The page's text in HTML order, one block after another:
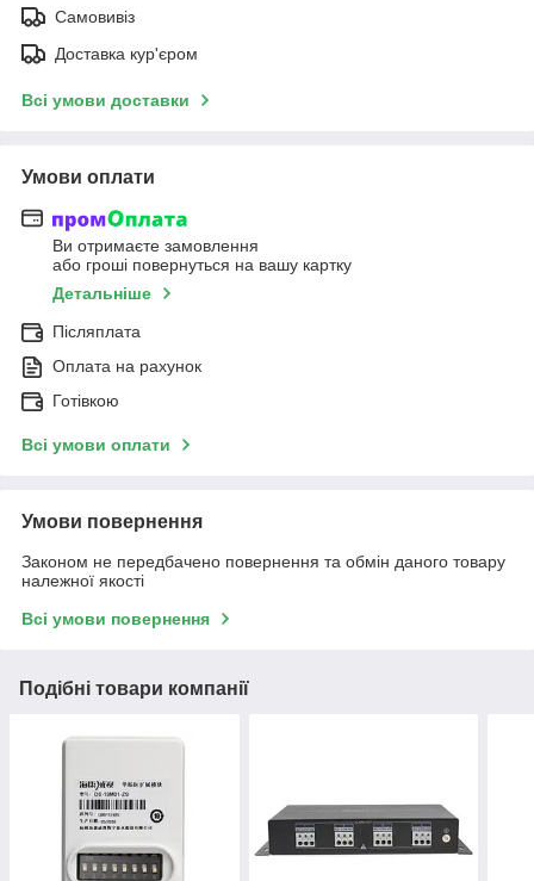
Самовивіз
Доставка кур'єром
Всі умови доставки
Умови оплати
Ви отримаєте замовлення
або гроші повернуться на вашу картку
Детальніше
Післяплата
Оплата на рахунок
Готівкою
Всі умови оплати
Умови повернення
Законом не передбачено повернення та обмін даного товару
належної якості
Всі умови повернення
Подібні товари компанії